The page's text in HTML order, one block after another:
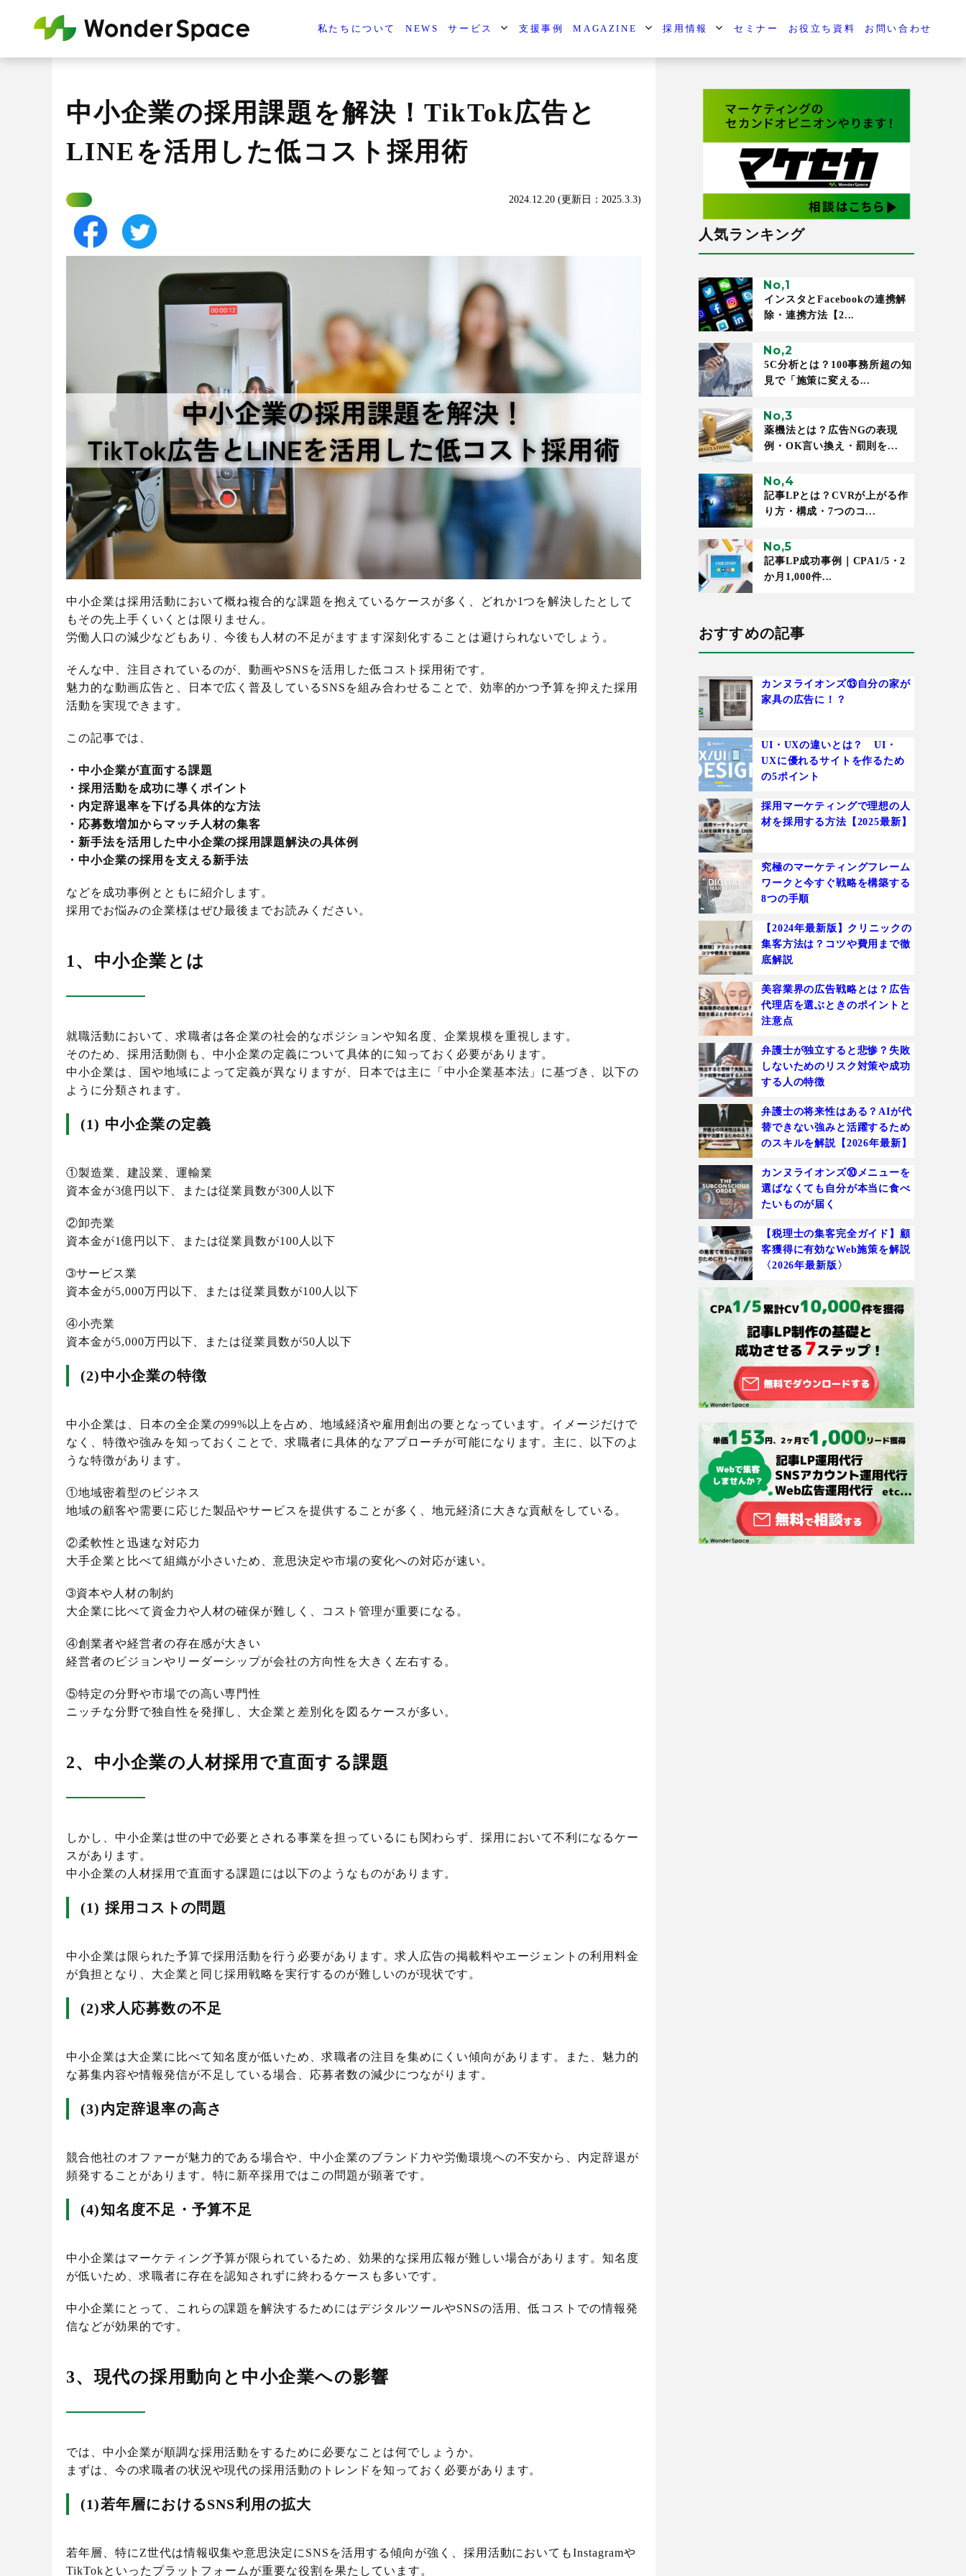
私たちについて NEWS サービス 支援事例 MAGAZINE 採用情報 セミナー お役立ち資料 お問い合わせ
中小企業の採用課題を解決！TikTok広告と
LINEを活用した低コスト採用術
2024.12.20 (更新日：2025.3.3)
中小企業は採用活動において概ね複合的な課題を抱えているケースが多く、どれか1つを解決したとして
もその先上手くいくとは限りません。
労働人口の減少などもあり、今後も人材の不足がますます深刻化することは避けられないでしょう。
そんな中、注目されているのが、動画やSNSを活用した低コスト採用術です。
魅力的な動画広告と、日本で広く普及しているSNSを組み合わせることで、効率的かつ予算を抑えた採用
活動を実現できます。
この記事では、
・中小企業が直面する課題
・採用活動を成功に導くポイント
・内定辞退率を下げる具体的な方法
・応募数増加からマッチ人材の集客
・新手法を活用した中小企業の採用課題解決の具体例
・中小企業の採用を支える新手法
などを成功事例とともに紹介します。
採用でお悩みの企業様はぜひ最後までお読みください。
1、中小企業とは
就職活動において、求職者は各企業の社会的なポジションや知名度、企業規模を重視します。
そのため、採用活動側も、中小企業の定義について具体的に知っておく必要があります。
中小企業は、国や地域によって定義が異なりますが、日本では主に「中小企業基本法」に基づき、以下の
ように分類されます。
(1) 中小企業の定義
①製造業、建設業、運輸業
資本金が3億円以下、または従業員数が300人以下
②卸売業
資本金が1億円以下、または従業員数が100人以下
➂サービス業
資本金が5,000万円以下、または従業員数が100人以下
④小売業
資本金が5,000万円以下、または従業員数が50人以下
(2)中小企業の特徴
中小企業は、日本の全企業の99%以上を占め、地域経済や雇用創出の要となっています。イメージだけで
なく、特徴や強みを知っておくことで、求職者に具体的なアプローチが可能になります。主に、以下のよ
うな特徴があります。
①地域密着型のビジネス
地域の顧客や需要に応じた製品やサービスを提供することが多く、地元経済に大きな貢献をしている。
②柔軟性と迅速な対応力
大手企業と比べて組織が小さいため、意思決定や市場の変化への対応が速い。
➂資本や人材の制約
大企業に比べて資金力や人材の確保が難しく、コスト管理が重要になる。
④創業者や経営者の存在感が大きい
経営者のビジョンやリーダーシップが会社の方向性を大きく左右する。
⑤特定の分野や市場での高い専門性
ニッチな分野で独自性を発揮し、大企業と差別化を図るケースが多い。
2、中小企業の人材採用で直面する課題
しかし、中小企業は世の中で必要とされる事業を担っているにも関わらず、採用において不利になるケー
スがあります。
中小企業の人材採用で直面する課題には以下のようなものがあります。
(1) 採用コストの問題
中小企業は限られた予算で採用活動を行う必要があります。求人広告の掲載料やエージェントの利用料金
が負担となり、大企業と同じ採用戦略を実行するのが難しいのが現状です。
(2)求人応募数の不足
中小企業は大企業に比べて知名度が低いため、求職者の注目を集めにくい傾向があります。また、魅力的
な募集内容や情報発信が不足している場合、応募者数の減少につながります。
(3)内定辞退率の高さ
競合他社のオファーが魅力的である場合や、中小企業のブランド力や労働環境への不安から、内定辞退が
頻発することがあります。特に新卒採用ではこの問題が顕著です。
(4)知名度不足・予算不足
中小企業はマーケティング予算が限られているため、効果的な採用広報が難しい場合があります。知名度
が低いため、求職者に存在を認知されずに終わるケースも多いです。
中小企業にとって、これらの課題を解決するためにはデジタルツールやSNSの活用、低コストでの情報発
信などが効果的です。
3、現代の採用動向と中小企業への影響
では、中小企業が順調な採用活動をするために必要なことは何でしょうか。
まずは、今の求職者の状況や現代の採用活動のトレンドを知っておく必要があります。
(1)若年層におけるSNS利用の拡大
若年層、特にZ世代は情報収集や意思決定にSNSを活用する傾向が強く、採用活動においてもInstagramや
TikTokといったプラットフォームが重要な役割を果たしています。
人気ランキング
インスタとFacebookの連携解
除・連携方法【2...
5C分析とは？100事務所超の知
見で「施策に変える...
薬機法とは？広告NGの表現
例・OK言い換え・罰則を...
記事LPとは？CVRが上がる作
り方・構成・7つのコ...
記事LP成功事例｜CPA1/5・2
か月1,000件...
おすすめの記事
カンヌライオンズ⑬自分の家が
家具の広告に！？
UI・UXの違いとは？ UI・
UXに優れるサイトを作るため
の5ポイント
採用マーケティングで理想の人
材を採用する方法【2025最新】
究極のマーケティングフレーム
ワークと今すぐ戦略を構築する
8つの手順
【2024年最新版】クリニックの
集客方法は？コツや費用まで徹
底解説
美容業界の広告戦略とは？広告
代理店を選ぶときのポイントと
注意点
弁護士が独立すると悲惨？失敗
しないためのリスク対策や成功
する人の特徴
弁護士の将来性はある？AIが代
替できない強みと活躍するため
のスキルを解説【2026年最新】
カンヌライオンズ⑩メニューを
選ばなくても自分が本当に食べ
たいものが届く
【税理士の集客完全ガイド】顧
客獲得に有効なWeb施策を解説
〈2026年最新版〉